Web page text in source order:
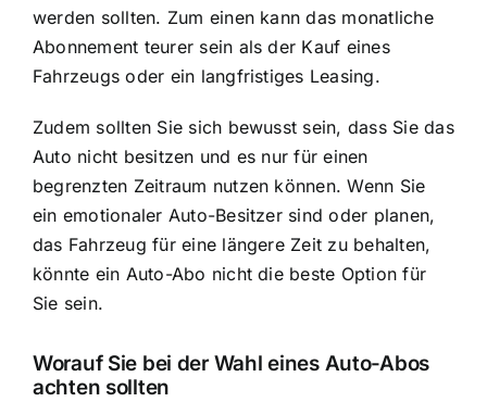
werden sollten. Zum einen kann das monatliche
Abonnement teurer sein als der Kauf eines
Fahrzeugs oder ein langfristiges Leasing.
Zudem sollten Sie sich bewusst sein, dass Sie das
Auto nicht besitzen und es nur für einen
begrenzten Zeitraum nutzen können. Wenn Sie
ein emotionaler Auto-Besitzer sind oder planen,
das Fahrzeug für eine längere Zeit zu behalten,
könnte ein Auto-Abo nicht die beste Option für
Sie sein.
Worauf Sie bei der Wahl eines Auto-Abos
achten sollten